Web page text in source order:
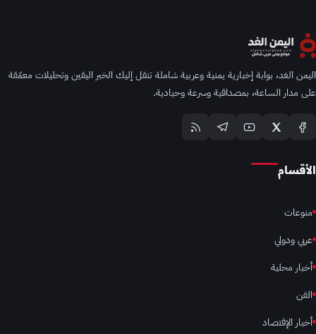
اليمن الغد، بوابة إخبارية يمنية وعربية شاملة تنقل إليك الخبر اليقين وتحليلات معمّقة
على مدار الساعة، بمصداقية وسرعة وحيادية.
الأقسام
منوعات
عربي ودولي
أخبار محلية
الفن
أخبار الإقتصاد